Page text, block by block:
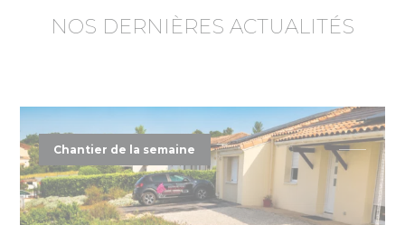
NOS DERNIÈRES ACTUALITÉS
Chantier de la semaine